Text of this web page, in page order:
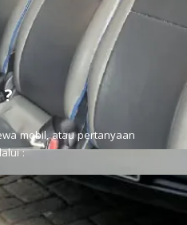
mobil, atau pertanyaan
: